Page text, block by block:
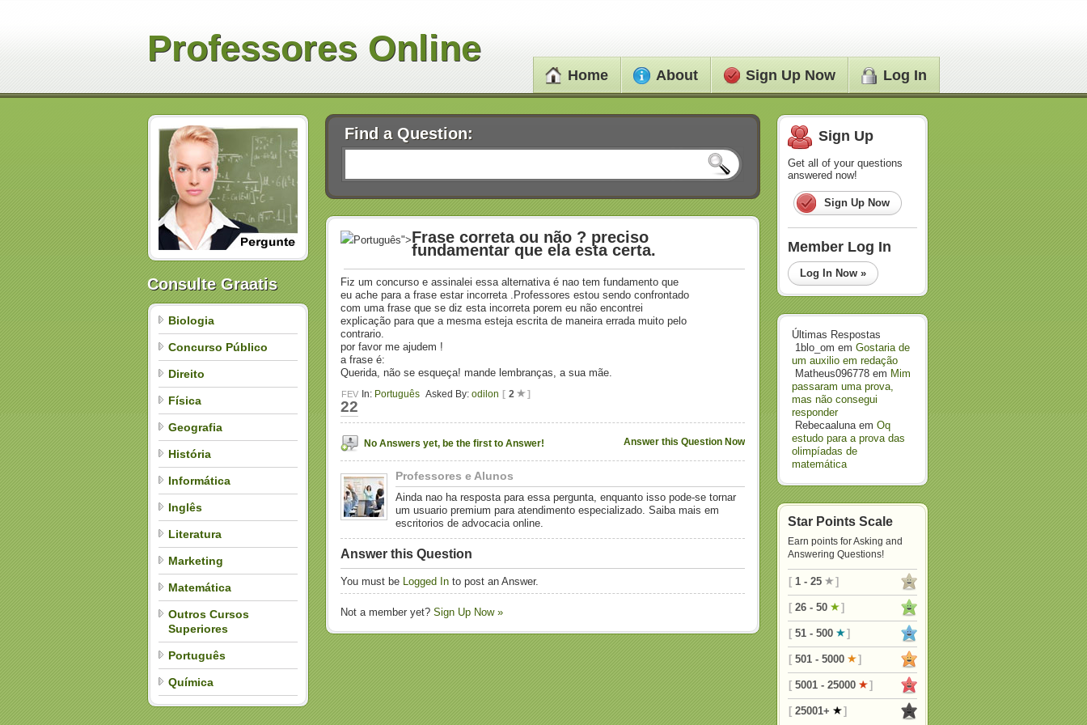
Home About Sign Up Now Log In
Professores Online
Consulte Graatis
Biologia
Concurso Público
Direito
Física
Geografia
História
Informática
Inglês
Literatura
Marketing
Matemática
Outros Cursos
Superiores
Português
Química
Find a Question:
Português">Frase correta ou não ? preciso
fundamentar que ela esta certa.
Fiz um concurso e assinalei essa alternativa é nao tem fundamento que
eu ache para a frase estar incorreta .Professores estou sendo confrontado
com uma frase que se diz esta incorreta porem eu não encontrei
explicação para que a mesma esteja escrita de maneira errada muito pelo
contrario.
por favor me ajudem !
a frase é:
Querida, não se esqueça! mande lembranças, a sua mãe.
In: Português Asked By: odilon [ 2 ]
FEV
22
Answer this Question Now
No Answers yet, be the first to Answer!
Professores e Alunos
Ainda nao ha resposta para essa pergunta, enquanto isso pode-se tornar
um usuario premium para atendimento especializado. Saiba mais em
escritorios de advocacia online.
Answer this Question
You must be Logged In to post an Answer.
Not a member yet? Sign Up Now »
Sign Up
Get all of your questions
answered now!
Sign Up Now
Member Log In
Log In Now »
Últimas Respostas
1blo_om em Gostaria de
um auxilio em redação
Matheus096778 em Mim
passaram uma prova,
mas não consegui
responder
Rebecaalunaem Oq
estudo para a prova das
olimpíadas de
matemática
Star Points Scale
Earn points for Asking and
Answering Questions!
[ 1 - 25 ]
[ 26 - 50 ]
[ 51 - 500 ]
[ 501 - 5000 ]
[ 5001 - 25000 ]
[ 25001+ ]